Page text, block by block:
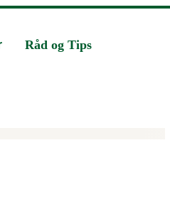
Råd og Tips